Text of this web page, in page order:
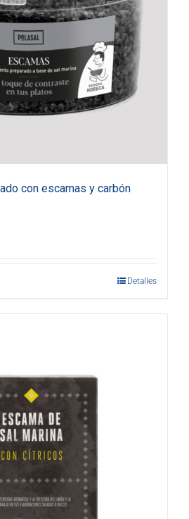
con escamas y carbón
Detalles